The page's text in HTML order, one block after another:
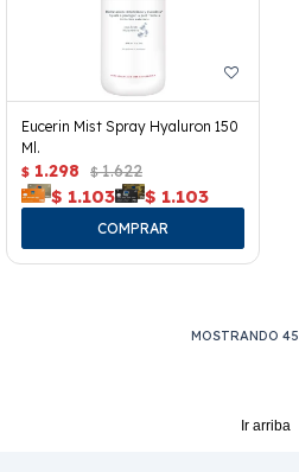
Eucerin Mist Spray Hyaluron 150
Ml.
$ 1.298 $ 1.622
$ 1.103 $ 1.103
MOSTRANDO 45
Ir arriba